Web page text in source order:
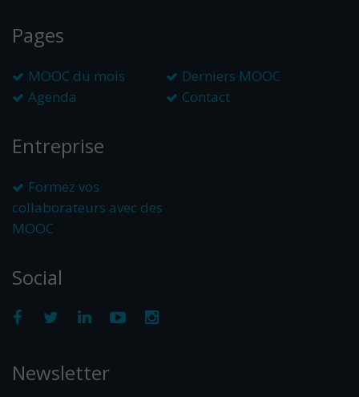
Pages
MOOC du mois
Derniers MOOC
Agenda
Contact
Entreprise
Formez vos
collaborateurs avec des
MOOC
Social
Newsletter